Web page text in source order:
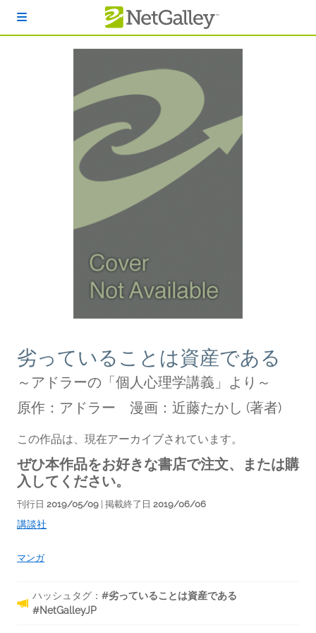
劣っていることは資産である
～アドラーの「個人心理学講義」より～
原作：アドラー 漫画：近藤たかし (著者)
この作品は、現在アーカイブされています。
ぜひ本作品をお好きな書店で注文、または購
入してください。
刊行日 2019/05/09 | 掲載終了日 2019/06/06
講談社
マンガ
ハッシュタグ： #劣っていることは資産である
#NetGalleyJP